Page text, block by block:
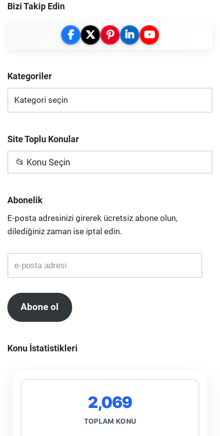
Bizi Takip Edin
Kategoriler
Site Toplu Konular
📂 Konu Seçin
Abonelik
E-posta adresinizi girerek ücretsiz abone olun,
dilediğiniz zaman ise iptal edin.
Abone ol
Konu İstatistikleri
2,069
TOPLAM KONU